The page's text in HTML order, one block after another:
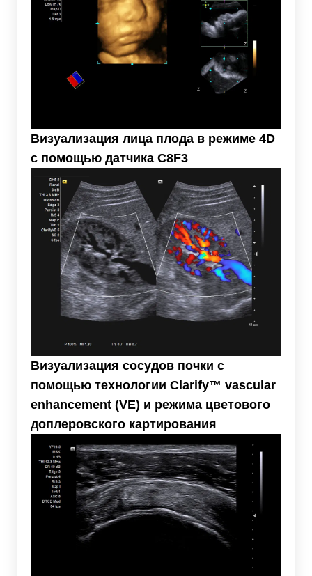
Визуализация лица плода в режиме 4D
с помощью датчика C8F3
Визуализация сосудов почки с
помощью технологии Clarify™ vascular
enhancement (VE) и режима цветового
доплеровского картирования